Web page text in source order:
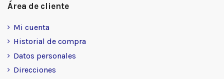
Área de cliente
Mi cuenta
Historial de compra
Datos personales
Direcciones